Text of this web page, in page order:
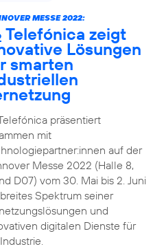
MESSE 2022:
Telefónica zeigt
Lösungen
smarten
präsentiert
mit
auf der
Messe 2022 (Halle 8,
D07) vom 30. Mai bis 2. Juni
Spektrum seiner
und
digitalen Dienste für